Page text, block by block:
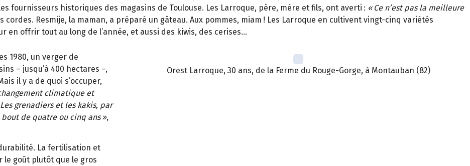
fournisseurs historiques des magasins de Toulouse. Les Larroque, père, mère et fils, ont averti : « Ce n’est pas la meilleure
cordes. Resmije, la maman, a préparé un gâteau. Aux pommes, miam ! Les Larroque en cultivent vingt-cinq variétés
en offrir tout au long de l’année, et aussi des kiwis, des cerises...
es 1980, un verger de
– jusqu’à 400 hectares –,
il y a de quoi s’occuper,
climatique et
grenadiers et les kakis, par
bout de quatre ou cinq ans »,
La fertilisation et
le goût plutôt que le gros
Orest Larroque, 30 ans, de la Ferme du Rouge-Gorge, à Montauban (82)